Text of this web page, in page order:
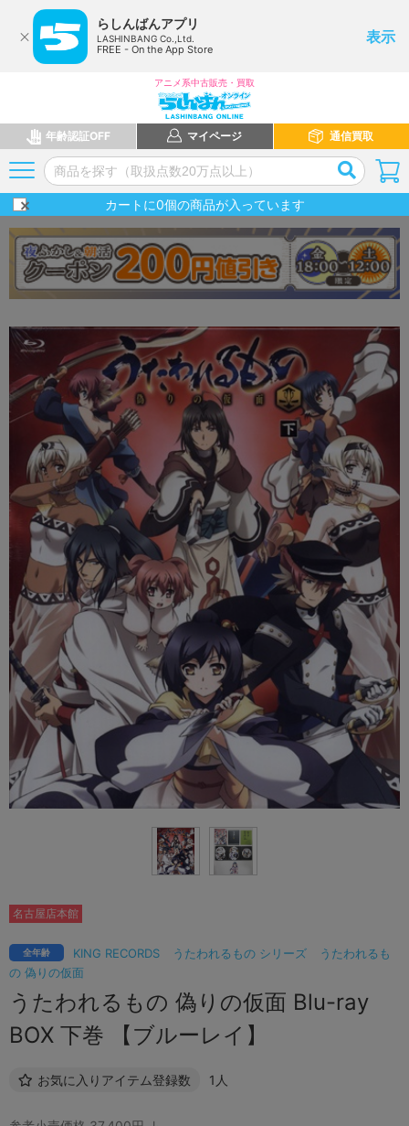
らしんばんアプリ
LASHINBANG Co.,Ltd.
FREE - On the App Store
表示
アニメ系中古販売・買取
年齢認証OFF マイページ 通信買取
カートに0個の商品が入っています
KING RECORDS うたわれるもの シリーズ
うたわれるも
の 偽りの仮面
全年齢
うたわれるもの 偽りの仮面 Blu-ray
BOX 下巻 【ブルーレイ】
お気に入りアイテム登録数 1人
名古屋店本館